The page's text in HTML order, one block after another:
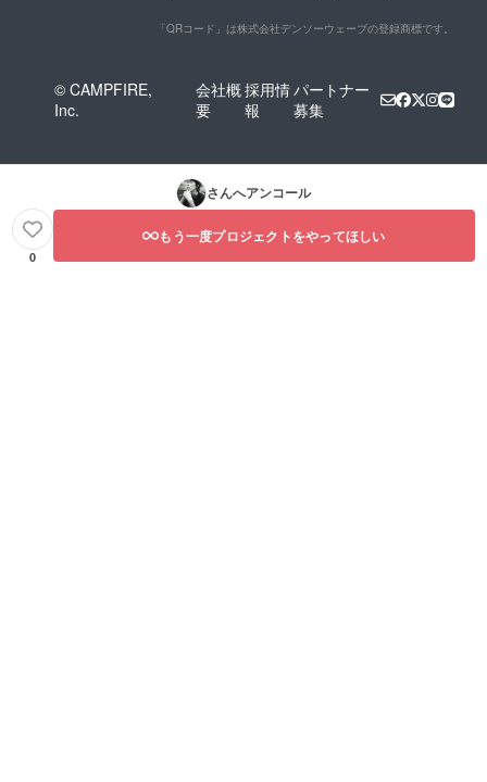
「QRコード」は株式会社デンソーウェーブの登録商標です。
© CAMPFIRE,
Inc.
会社概
要
採用情
報
パートナー
募集
さんへアンコール
0
もう一度プロジェクトをやってほしい